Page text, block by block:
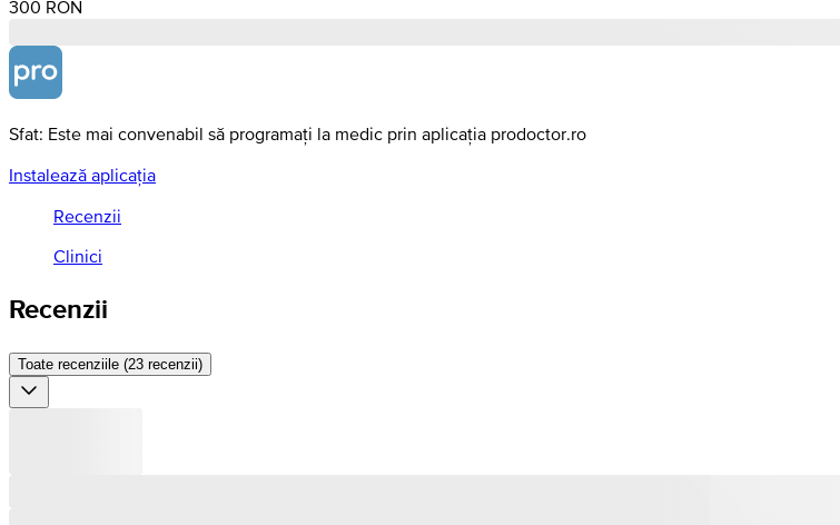
300 RON
Sfat: Este mai convenabil să programați la medic prin aplicația prodoctor.ro
Instalează aplicația
Recenzii
Clinici
Recenzii
Toate recenziile (23 recenzii)